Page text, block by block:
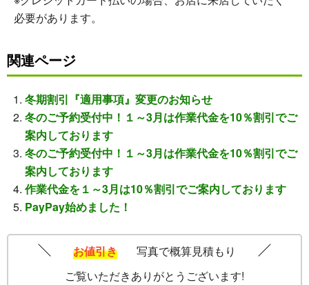
必要があります。
関連ページ
冬期割引『適用事項』変更のお知らせ
冬のご予約受付中！１～3月は作業代金を10％割引でご
案内しております
冬のご予約受付中！１～3月は作業代金を10％割引でご
案内しております
作業代金を１～3月は10％割引でご案内しております
PayPay始めました！
お値引き
写真で概算見積もり
ご覧いただきありがとうございます!